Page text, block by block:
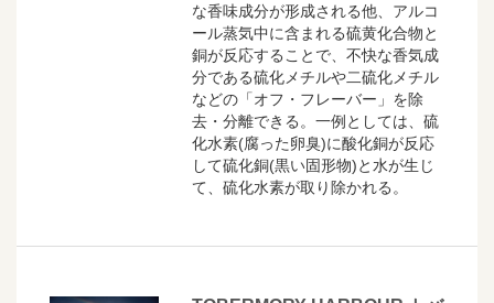
な香味成分が形成される他、アルコ
ール蒸気中に含まれる硫黄化合物と
銅が反応することで、不快な香気成
分である硫化メチルや二硫化メチル
などの「オフ・フレーバー」を除
去・分離できる。一例としては、硫
化水素(腐った卵臭)に酸化銅が反応
して硫化銅(黒い固形物)と水が生じ
て、硫化水素が取り除かれる。